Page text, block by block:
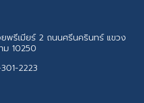
พรีเมียร์ 2 ถนนศรีนครินทร์ แขวง
ม 10250
2223